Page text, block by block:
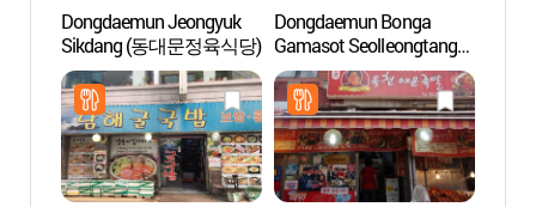
Dongdaemun Jeongyuk
Sikdang (동대문정육식당)
Dongdaemun Bonga
Gamasot Seolleongtang
(동대문본가가마솥설렁
탕)